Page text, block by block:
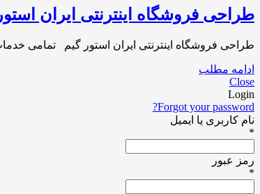
طراحی فروشگاه اینترنتی ایران
طراحی فروشگاه اینترنتی ایران استور گیم تمامی
ادامه مطلب
Close
Login
Forgot your password?
نام کاربری یا ایمیل
*
رمز عبور
*